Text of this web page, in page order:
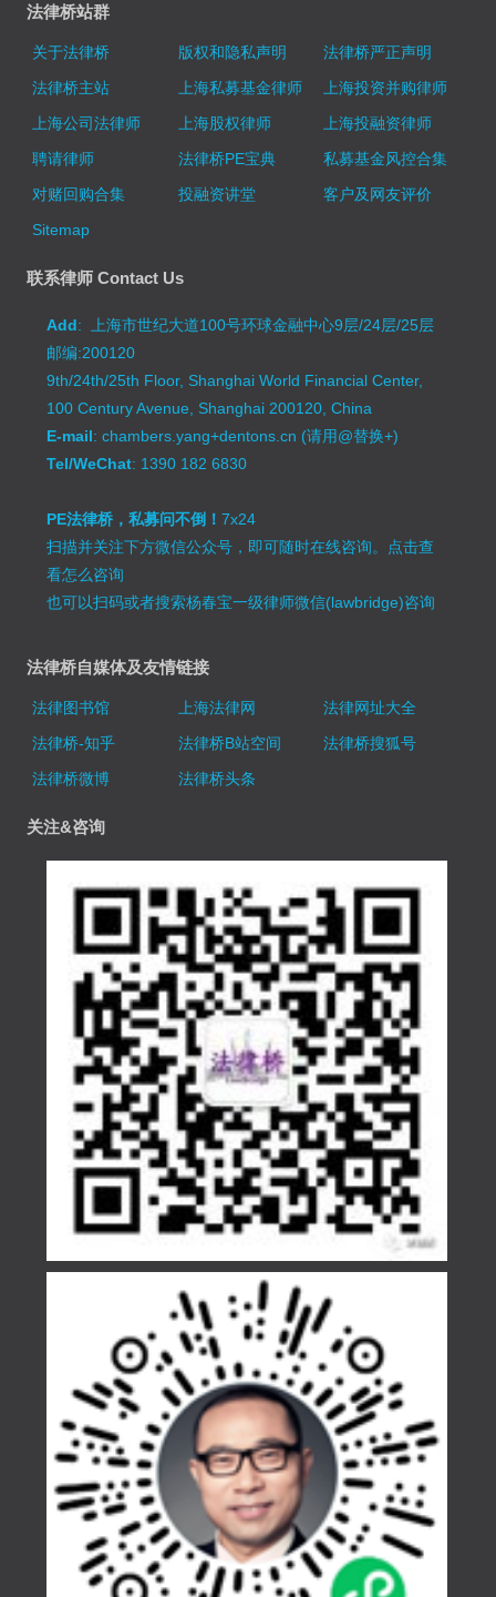
法律桥站群
关于法律桥 版权和隐私声明
法律桥严正声明
法律桥主站
上海私募基金律师
上海投资并购律师
上海公司法律师
上海股权律师
上海投融资律师
聘请律师
法律桥PE宝典
私募基金风控合集
对赌回购合集
投融资讲堂
客户及网友评价
Sitemap
联系律师 Contact Us
Add: 上海市世纪大道100号环球金融中心9层/24层/25层
邮编:200120
9th/24th/25th Floor, Shanghai World Financial Center,
100 Century Avenue, Shanghai 200120, China
E-mail: chambers.yang+dentons.cn (请用@替换+)
Tel/WeChat: 1390 182 6830
PE法律桥，私募问不倒！7x24
扫描并关注下方微信公众号，即可随时在线咨询。 点击查
看怎么咨询
也可以扫码或者搜索杨春宝一级律师微信(lawbridge)咨询
法律桥自媒体及友情链接
法律图书馆 上海法律网
法律网址大全
法律桥-知乎
法律桥B站空间
法律桥搜狐号
法律桥微博
法律桥头条
关注&咨询